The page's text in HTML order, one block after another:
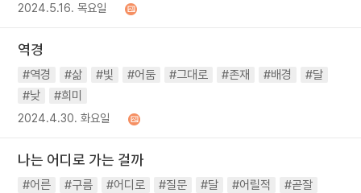
2024.5.16. 목요일
역경
#역경 #삶 #빛 #어둠 #그대로 #존재 #배경
#달
#낮
#희미
2024.4.30. 화요일
나는 어디로 가는 걸까
#어른 #구름 #어디로 #질문 #달 #어릴적
#곧잘